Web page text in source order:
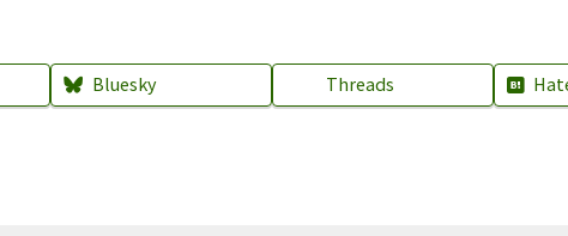
Bluesky Threads